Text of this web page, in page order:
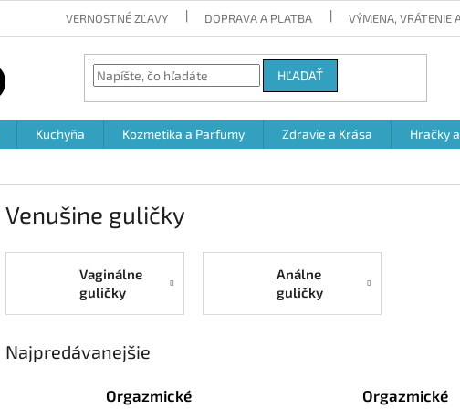
VERNOSTNÉ ZĽAVY DOPRAVA A PLATBA VÝMENA, VRÁTENIE
HĽADAŤ
Kuchyňa Kozmetika a Parfumy Zdravie a Krása Hračky
Venušine guličky
Vaginálne
guličky
Análne
guličky
Najpredávanejšie
Orgazmické
Orgazmické